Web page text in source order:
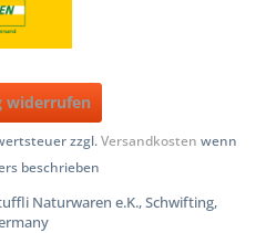
widerrufen
zzgl.Versandkosten wenn
beschrieben
Naturwaren e.K., Schwifting,